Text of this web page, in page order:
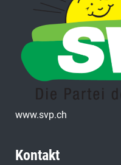
www.svp.ch
Kontakt